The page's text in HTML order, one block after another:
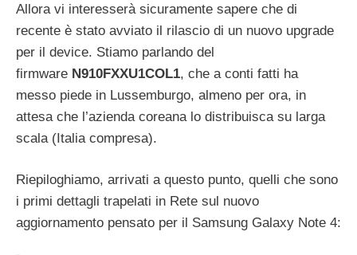
Allora vi interesserà sicuramente sapere che di
recente è stato avviato il rilascio di un nuovo upgrade
per il device. Stiamo parlando del
firmware N910FXXU1COL1, che a conti fatti ha
messo piede in Lussemburgo, almeno per ora, in
attesa che l’azienda coreana lo distribuisca su larga
scala (Italia compresa).
Riepiloghiamo, arrivati a questo punto, quelli che sono
i primi dettagli trapelati in Rete sul nuovo
aggiornamento pensato per il Samsung Galaxy Note 4: